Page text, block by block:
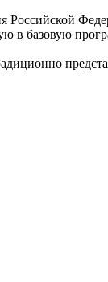
Российской
базовую